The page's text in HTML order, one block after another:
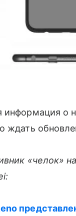
информация о
ждать
«челок»